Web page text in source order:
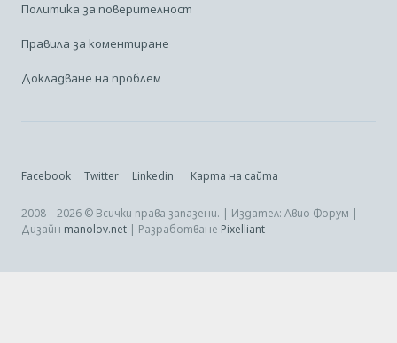
Политика за поверителност
Правила за коментиране
Докладване на проблем
Facebook Twitter Linkedin Карта на сайта
2008 – 2026 © Всички права запазени. | Издател: Авио Форум |
Дизайн manolov.net | Разработване Pixelliant